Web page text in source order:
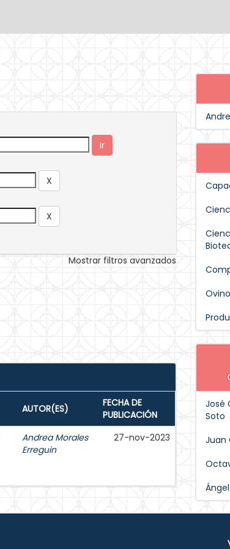
Mostrar filtros avanzados
AUTOR(ES)
FECHA DE
PUBLICACIÓN
Andrea Morales
Erreguin
27-nov-2023
José
Soto
Juan